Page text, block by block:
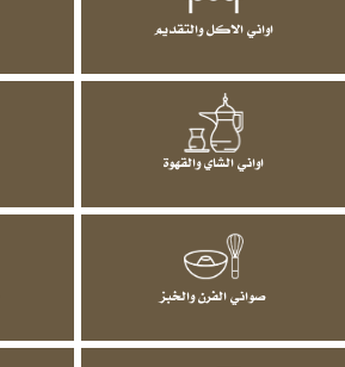
اواني الاكل والتقديم
اواني الشاي والقهوة
صواني الفرن والخبز